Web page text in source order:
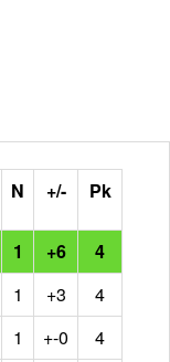
N +/- Pk
1 +6
4
1 +3
4
1 +-0
4